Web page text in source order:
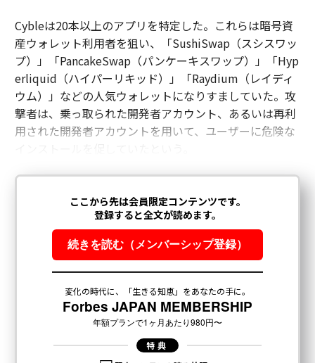
Cybleは20本以上のアプリを特定した。これらは暗号資
産ウォレット利用者を狙い、「SushiSwap（スシスワッ
プ）」「PancakeSwap（パンケーキスワップ）」「Hyp
erliquid（ハイパーリキッド）」「Raydium（レイディ
ウム）」などの人気ウォレットになりすましていた。攻
撃者は、乗っ取られた開発者アカウント、あるいは再利
用された開発者アカウントを用いて、ユーザーに危険な